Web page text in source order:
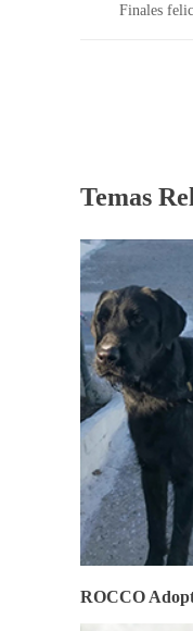
Finales
Temas
ROCCO